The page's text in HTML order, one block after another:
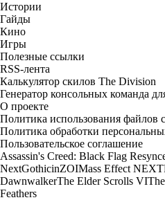
Истории
Гайды
Кино
Игры
Полезные ссылки
RSS-лента
Калькулятор скилов The Division
Генератор консольных команда
О проекте
Политика использования файлов
Политика обработки
Пользовательское соглашение
Assassin's Creed: Black Flag
NextGothicinZOIMass Effect NEXT
DawnwalkerThe Elder Scrolls VI
Feathers